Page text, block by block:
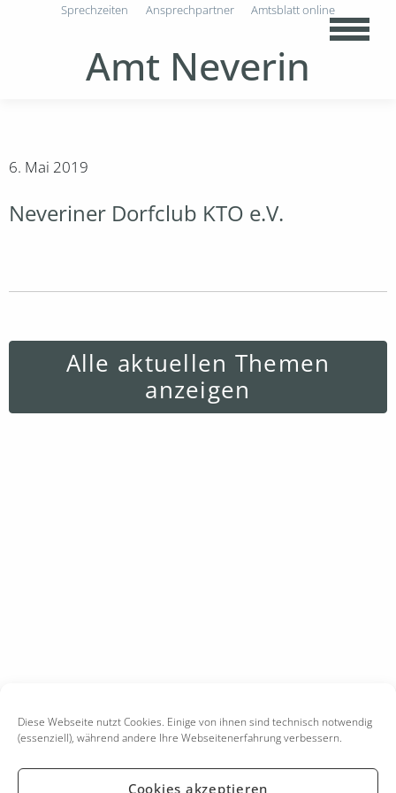
Diese Webseite nutzt Cookies. Einige von ihnen sind technisch notwendig
(essenziell), während andere Ihre Webseitenerfahrung verbessern.
Cookies akzeptieren
Amt Neverin
Sprechzeiten Ansprechpartner Amtsblatt online
6. Mai 2019
Neveriner Dorfclub KTO e.V.
Alle aktuellen Themen
anzeigen